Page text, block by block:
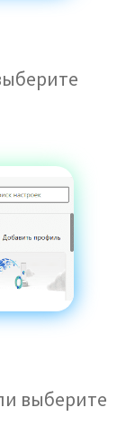
выберите